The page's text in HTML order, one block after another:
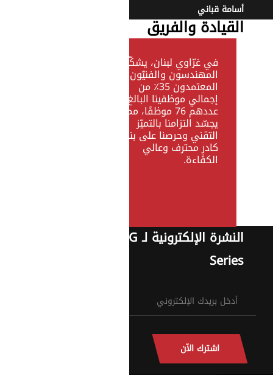
أسامة قباني
القيادة والفريق
في غزّاوي لبنان، يشكّل
المهندسون والفنيّون
المعتمدون 35٪ من
إجمالي موظفينا البالغ
عددهم 76 موظفًا، مما
يجسّد التزامنا بالتميّز
التقني وحرصنا على بناء
كادرٍ محترف وعالي
الكفاءة.
النشرة الإلكترونية لـ G
Series
اشترك الآن